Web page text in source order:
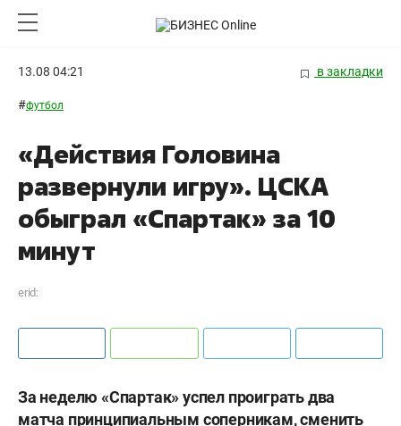
13.08 04:21 в закладки
#футбол
«Действия Головина
развернули игру». ЦСКА
обыграл «Спартак» за 10
минут
erid:
За неделю «Спартак» успел проиграть два
матча принципиальным соперникам, сменить